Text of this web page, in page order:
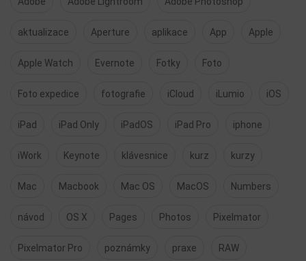
aktualizace Aperture aplikace App Apple
Apple Watch Evernote Fotky Foto
Foto expedice fotografie iCloud iLumio iOS
iPad iPad Only iPadOS iPad Pro iphone
iWork Keynote klávesnice kurz kurzy
Mac Macbook Mac OS MacOS Numbers
návod OS X Pages Photos Pixelmator
Pixelmator Pro poznámky praxe RAW